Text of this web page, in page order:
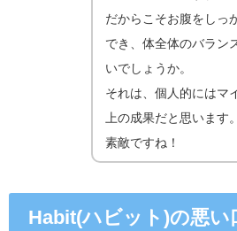
だからこそお腹をしっ
でき、体全体のバラン
いでしょうか。
それは、個人的にはマ
上の成果だと思います。
素敵ですね！
Habit(ハビット)の悪い